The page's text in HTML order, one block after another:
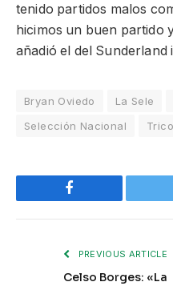
tenido partidos malos
hicimos un buen partido
añadió el del Sunderland
Bryan Oviedo La Sele
Selección Nacional
Facebook
PREVIOUS ARTICLE
Celso Borges: «La